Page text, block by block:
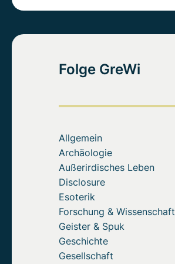
Folge GreWi
Allgemein
Archäologie
Außerirdisches Leben
Disclosure
Esoterik
Forschung & Wissenschaft
Geister & Spuk
Geschichte
Gesellschaft